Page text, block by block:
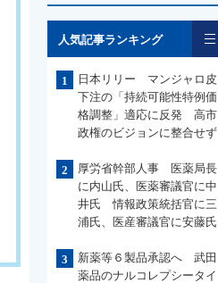
人気記事ランキング
1
日本リリー マンジャロ皮
下注の「持続可能性特例価
格調整」適応に反発 高市
政権のビジョンに整合せず
2
厚労省幹部人事 医薬局長
に内山氏、医薬審議官に中
井氏 情報政策統括官に三
浦氏、医産審議官に安藤氏
3
新薬等６製品承認へ 武田
薬品のナルコレプシータイ